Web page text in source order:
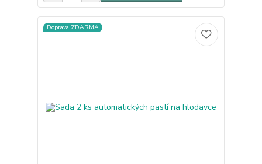
Doprava ZDARMA